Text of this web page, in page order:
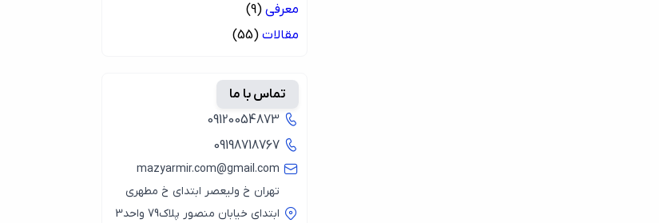
معرفی (9)
مقالات (55)
تماس با ما
09120054873
09198718767
mazyarmir.com@gmail.com
تهران خ ولیعصر ابتدای خ مطهری
ابتدای خیابان منصور پلاک79 واحد3